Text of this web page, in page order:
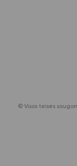
© Visos teisės